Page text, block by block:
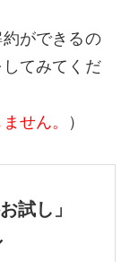
ができるの
てみてくだ
せん。 ）
試し」